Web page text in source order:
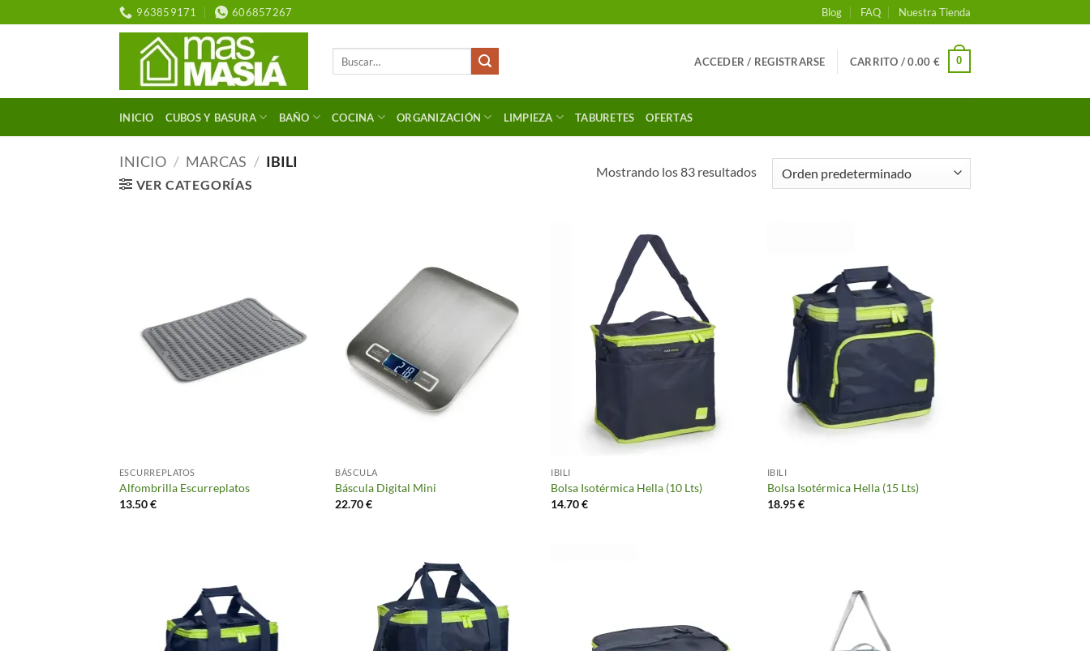
al
963859171 606857267 Blog FAQ Nuestra Tienda
ACCEDER / REGISTRARSE CARRITO /0.00 € 0
INICIO CUBOS Y BASURA BAÑO COCINA ORGANIZACIÓN LIMPIEZA TABURETES OFERTAS
INICIO / MARCAS / IBILI
VER CATEGORÍAS
Mostrando los 83 resultados
ESCURREPLATOS
Alfombrilla Escurreplatos
13.50€
BÁSCULA
Báscula Digital Mini
22.70€
IBILI
Bolsa Isotérmica Hella (10 Lts)
14.70€
IBILI
Bolsa Isotérmica Hella (15 Lts)
18.95€